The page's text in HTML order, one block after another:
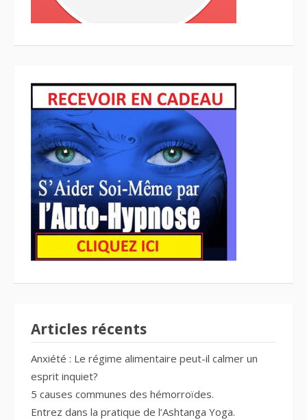
Articles récents
Anxiété : Le régime alimentaire peut-il calmer un
esprit inquiet?
5 causes communes des hémorroïdes.
Entrez dans la pratique de l’Ashtanga Yoga.